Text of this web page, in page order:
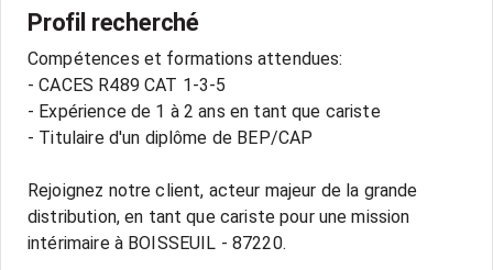
Profil recherché
Compétences et formations attendues:
- CACES R489 CAT 1-3-5
- Expérience de 1 à 2 ans en tant que cariste
- Titulaire d'un diplôme de BEP/CAP
Rejoignez notre client, acteur majeur de la grande
distribution, en tant que cariste pour une mission